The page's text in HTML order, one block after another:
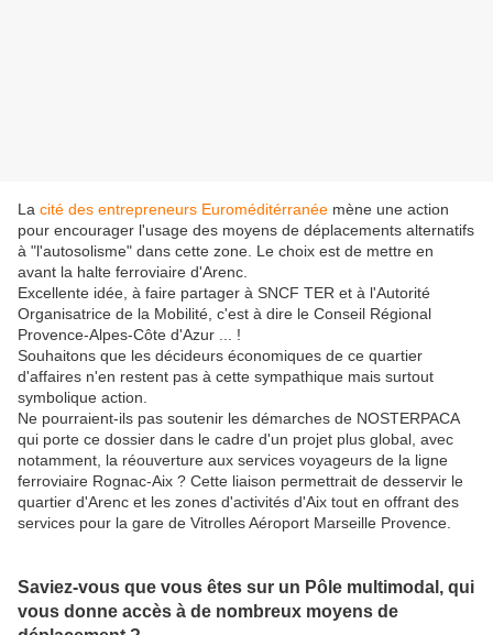
La cité des entrepreneurs Euroméditérranée mène une action
pour encourager l'usage des moyens de déplacements alternatifs
à "l'autosolisme" dans cette zone. Le choix est de mettre en
avant la halte ferroviaire d'Arenc.
Excellente idée, à faire partager à SNCF TER et à l'Autorité
Organisatrice de la Mobilité, c'est à dire le Conseil Régional
Provence-Alpes-Côte d'Azur ... !
Souhaitons que les décideurs économiques de ce quartier
d'affaires n'en restent pas à cette sympathique mais surtout
symbolique action.
Ne pourraient-ils pas soutenir les démarches de NOSTERPACA
qui porte ce dossier dans le cadre d'un projet plus global, avec
notamment, la réouverture aux services voyageurs de la ligne
ferroviaire Rognac-Aix ? Cette liaison permettrait de desservir le
quartier d'Arenc et les zones d'activités d'Aix tout en offrant des
services pour la gare de Vitrolles Aéroport Marseille Provence.
Saviez-vous que vous êtes sur un Pôle multimodal, qui
vous donne accès à de nombreux moyens de